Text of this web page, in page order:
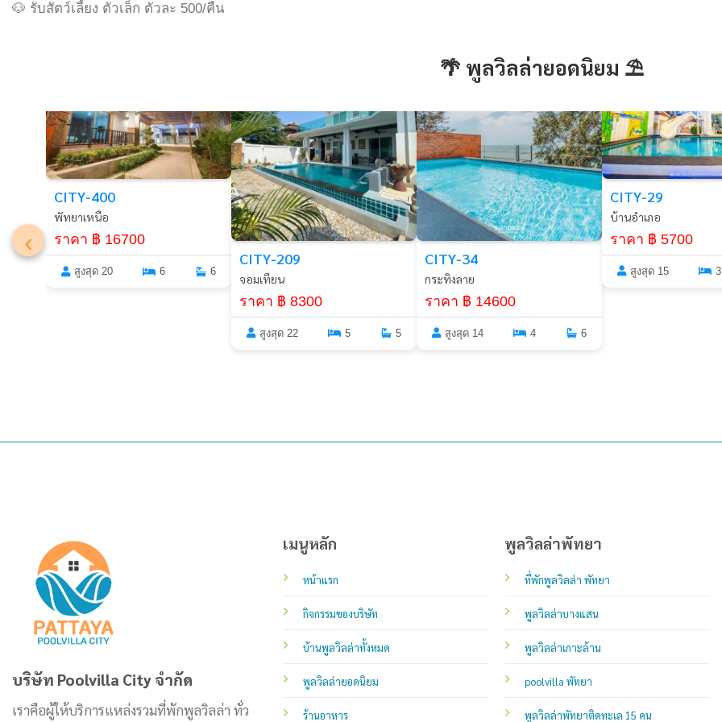
🐶 รับสัตว์เลี้ยง ตัวเล็ก ตัวละ 500/คืน
🌴 พูลวิลล่ายอดนิยม ⛱️
‹
CITY-400
พัทยาเหนือ
ราคา ฿ 16700
สูงสุด 20 6 6
CITY-209
จอมเทียน
ราคา ฿ 8300
สูงสุด 22 5 5
พัทยา
CITY-34
กระทิงลาย
ราคา ฿ 14600
สูงสุด 14 4 6
พัทยา
CITY-29
บ้านอำเภอ
ราคา ฿ 5700
สูงสุด 15 3
บริษัท Poolvilla City จำกัด
เราคือผู้ให้บริการแหล่งรวมที่พักพูลวิลล่า ทั่ว
เมนูหลัก
หน้าแรก
กิจกรรมของบริษัท
บ้านพูลวิลล่าทั้งหมด
พูลวิลล่ายอดนิยม
ร้านอาหาร
พูลวิลล่าพัทยา
ที่พักพูลวิลล่า พัทยา
พูลวิลล่าบางแสน
พูลวิลล่าเกาะล้าน
poolvilla พัทยา
พูลวิลล่าพัทยาติดทะเล 15 คน